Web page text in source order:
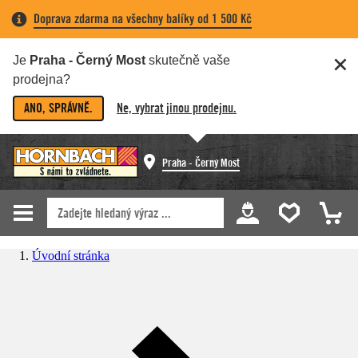
Doprava zdarma na všechny balíky od 1 500 Kč
Je Praha - Černý Most skutečně vaše
prodejna?
ANO, SPRÁVNĚ. Ne, vybrat jinou prodejnu.
Praha - Černý Most
Úvodní stránka